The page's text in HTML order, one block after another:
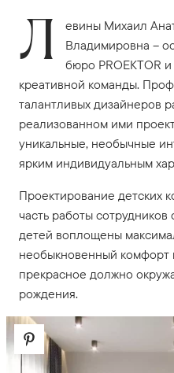
Л
евины Михаил
Владимировна –
бюро PROEKTOR
креативной команды.
талантливых дизайнеров
реализованном ими
уникальные, необычные
ярким индивидуальным
Проектирование детских
часть работы сотрудников
детей воплощены
необыкновенный комфорт
прекрасное должно
рождения.